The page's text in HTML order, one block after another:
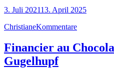
Heidelbeeren
Kirschen“
3. Juli 202113. April 2025
ChristianeKommentare
Financier au
Gugelhupf